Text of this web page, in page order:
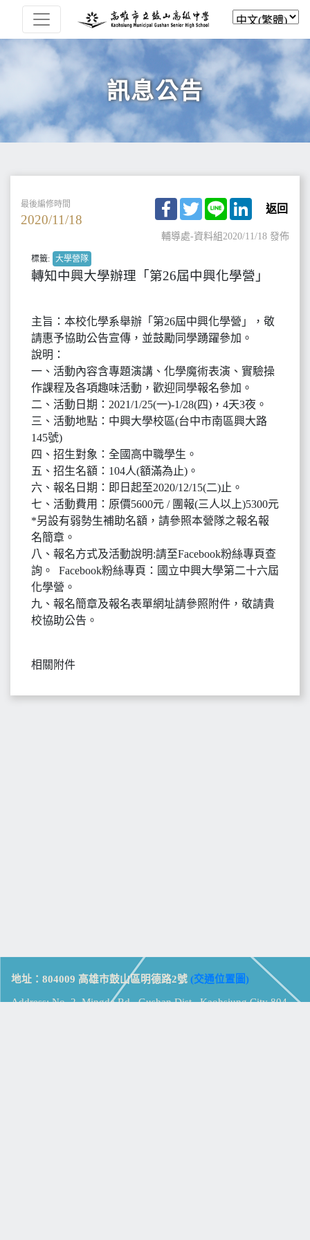
訊息公告
最後編修時間
2020/11/18
Facebook
TwitterLine LinkedIn
返回
輔導處-資料組2020/11/18 發佈
標籤: 大學營隊
轉知中興大學辦理「第26屆中興化學營」
主旨：本校化學系舉辦「第26屆中興化學營」，敬
請惠予協助公告宣傳，並鼓勵同學踴躍參加。
說明：
一、活動內容含專題演講、化學魔術表演、實驗操
作課程及各項趣味活動，歡迎同學報名參加。
二、活動日期：2021/1/25(一)-1/28(四)，4天3夜。
三、活動地點：中興大學校區(台中市南區興大路
145號)
四、招生對象：全國高中職學生。
五、招生名額：104人(額滿為止)。
六、報名日期：即日起至2020/12/15(二)止。
七、活動費用：原價5600元 / 團報(三人以上)5300元
*另設有弱勢生補助名額，請參照本營隊之報名報
名簡章。
八、報名方式及活動說明:請至Facebook粉絲專頁查
詢。 Facebook粉絲專頁：國立中興大學第二十六屆
化學營。
九、報名簡章及報名表單網址請參照附件，敬請貴
校協助公告。
相關附件
地址：804009 高雄市鼓山區明德路2號 (交通位置圖)
Address: No. 2, Mingde Rd., Gushan Dist., Kaohsiung City 804,